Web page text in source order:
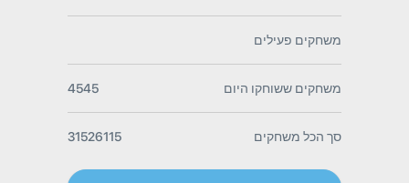
משחקים פעילים
משחקים ששוחקו היום 4545
סך הכל משחקים 31526115